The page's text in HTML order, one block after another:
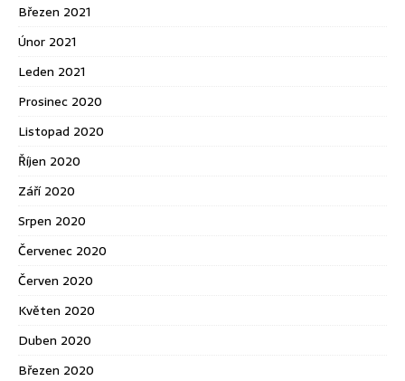
Březen 2021
Únor 2021
Leden 2021
Prosinec 2020
Listopad 2020
Říjen 2020
Září 2020
Srpen 2020
Červenec 2020
Červen 2020
Květen 2020
Duben 2020
Březen 2020